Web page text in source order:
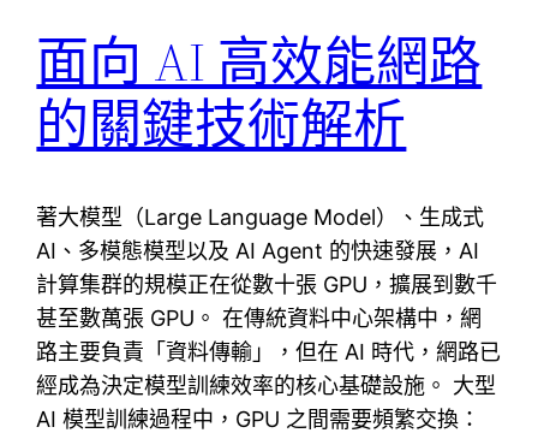
面向 AI 高效能網路
的關鍵技術解析
著大模型（Large Language Model）、生成式
AI、多模態模型以及 AI Agent 的快速發展，AI
計算集群的規模正在從數十張 GPU，擴展到數千
甚至數萬張 GPU。 在傳統資料中心架構中，網
路主要負責「資料傳輸」，但在 AI 時代，網路已
經成為決定模型訓練效率的核心基礎設施。 大型
AI 模型訓練過程中，GPU 之間需要頻繁交換：